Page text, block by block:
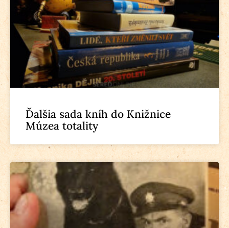
Ďalšia sada kníh do Knižnice
Múzea totality